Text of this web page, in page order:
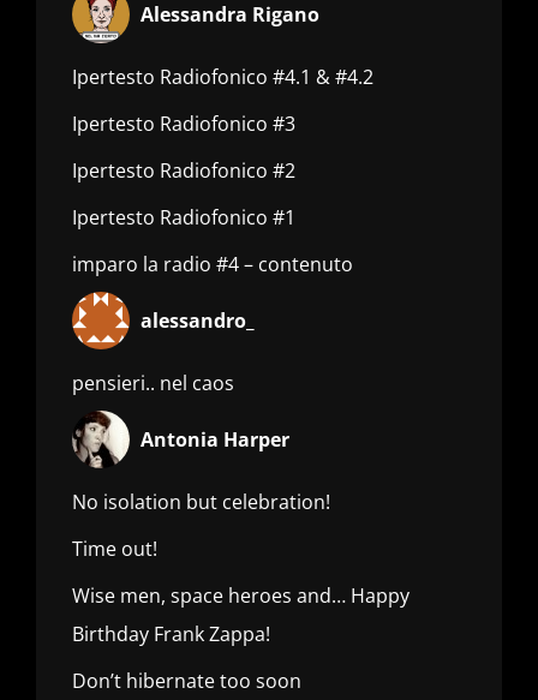
Alessandra Rigano
Ipertesto Radiofonico #4.1 & #4.2
Ipertesto Radiofonico #3
Ipertesto Radiofonico #2
Ipertesto Radiofonico #1
imparo la radio #4 – contenuto
alessandro_
pensieri.. nel caos
Antonia Harper
No isolation but celebration!
Time out!
Wise men, space heroes and… Happy
Birthday Frank Zappa!
Don’t hibernate too soon